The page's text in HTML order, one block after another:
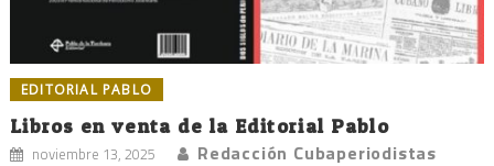
EDITORIAL PABLO
Libros en venta de la Editorial Pablo
noviembre 13, 2025 Redacción Cubaperiodistas